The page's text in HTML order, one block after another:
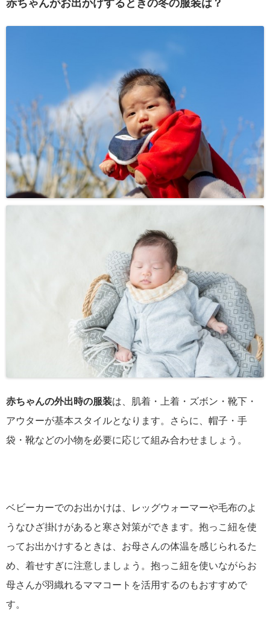
赤ちゃんがお出かけするときの冬の服装は？
赤ちゃんの外出時の服装は、肌着・上着・ズボン・靴下・
アウターが基本スタイルとなります。さらに、帽子・手
袋・靴などの小物を必要に応じて組み合わせましょう。
ベビーカーでのお出かけは、レッグウォーマーや毛布のよ
うなひざ掛けがあると寒さ対策ができます。抱っこ紐を使
ってお出かけするときは、お母さんの体温を感じられるた
め、着せすぎに注意しましょう。抱っこ紐を使いながらお
母さんが羽織れるママコートを活用するのもおすすめで
す。